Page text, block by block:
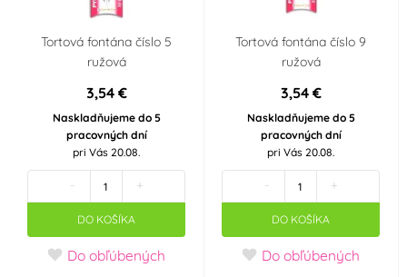
Tortová fontána číslo 5
ružová
3,54 €
Naskladňujeme do 5
pracovných dní
pri Vás 20.08.
- +
DO KOŠÍKA
Do obľúbených
Tortová fontána číslo 9
ružová
3,54 €
Naskladňujeme do 5
pracovných dní
pri Vás 20.08.
- +
DO KOŠÍKA
Do obľúbených